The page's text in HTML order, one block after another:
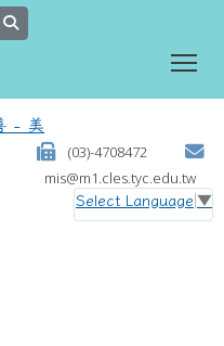
(03)-4708472
mis@m1.cles.tyc.edu.tw
Select Language ▼